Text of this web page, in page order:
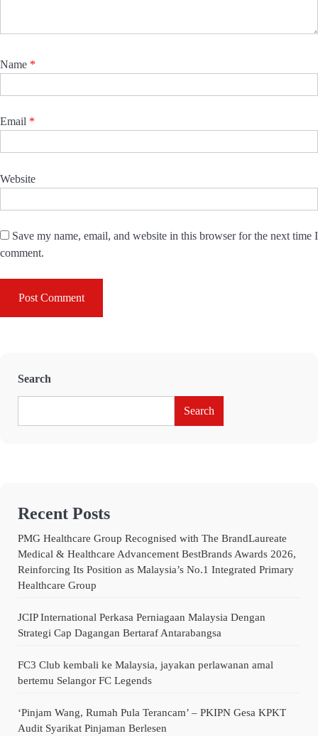
Name *
Email *
Website
Save my name, email, and website in this browser for the next time I
comment.
Search
Search
Recent Posts
PMG Healthcare Group Recognised with The BrandLaureate
Medical & Healthcare Advancement BestBrands Awards 2026,
Reinforcing Its Position as Malaysia’s No.1 Integrated Primary
Healthcare Group
JCIP International Perkasa Perniagaan Malaysia Dengan
Strategi Cap Dagangan Bertaraf Antarabangsa
FC3 Club kembali ke Malaysia, jayakan perlawanan amal
bertemu Selangor FC Legends
‘Pinjam Wang, Rumah Pula Terancam’ – PKIPN Gesa KPKT
Audit Syarikat Pinjaman Berlesen